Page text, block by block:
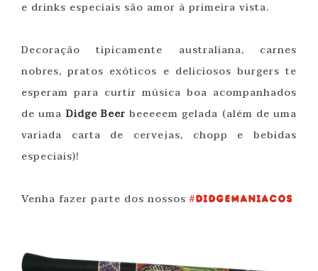
e drinks especiais são amor à primeira vista.
Decoração tipicamente australiana, carnes
nobres, pratos exóticos e deliciosos burgers te
esperam para curtir música boa acompanhados
de umaDidge Beer beeeeem gelada (além de uma
variada carta de cervejas, chopp e bebidas
especiais)!
Venha fazer parte dos nossos #didgemaniacos